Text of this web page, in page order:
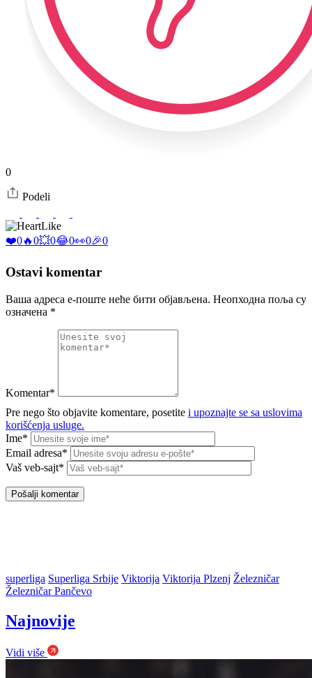
0
Podeli
Like
❤️0🔥0💥0😂0👀0🎉0
Ostavi komentar
Ваша адреса е-поште неће бити објављена. Неопходна поља су
означена *
Komentar*
Pre nego što objavite komentare, posetite i upoznajte se sa uslovima
korišćenja usluge.
Ime*
Email adresa*
Vaš veb-sajt*
superliga Superliga Srbije Viktorija Viktorija Plzenj Železničar
Železničar Pančevo
Najnovije
Vidi više